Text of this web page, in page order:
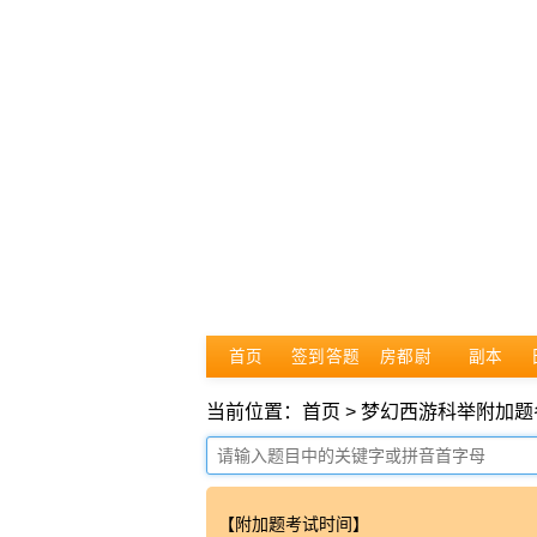
首页 签到答题 房都尉 副本
当前位置：首页 > 梦幻西游科举附加
【附加题考试时间】